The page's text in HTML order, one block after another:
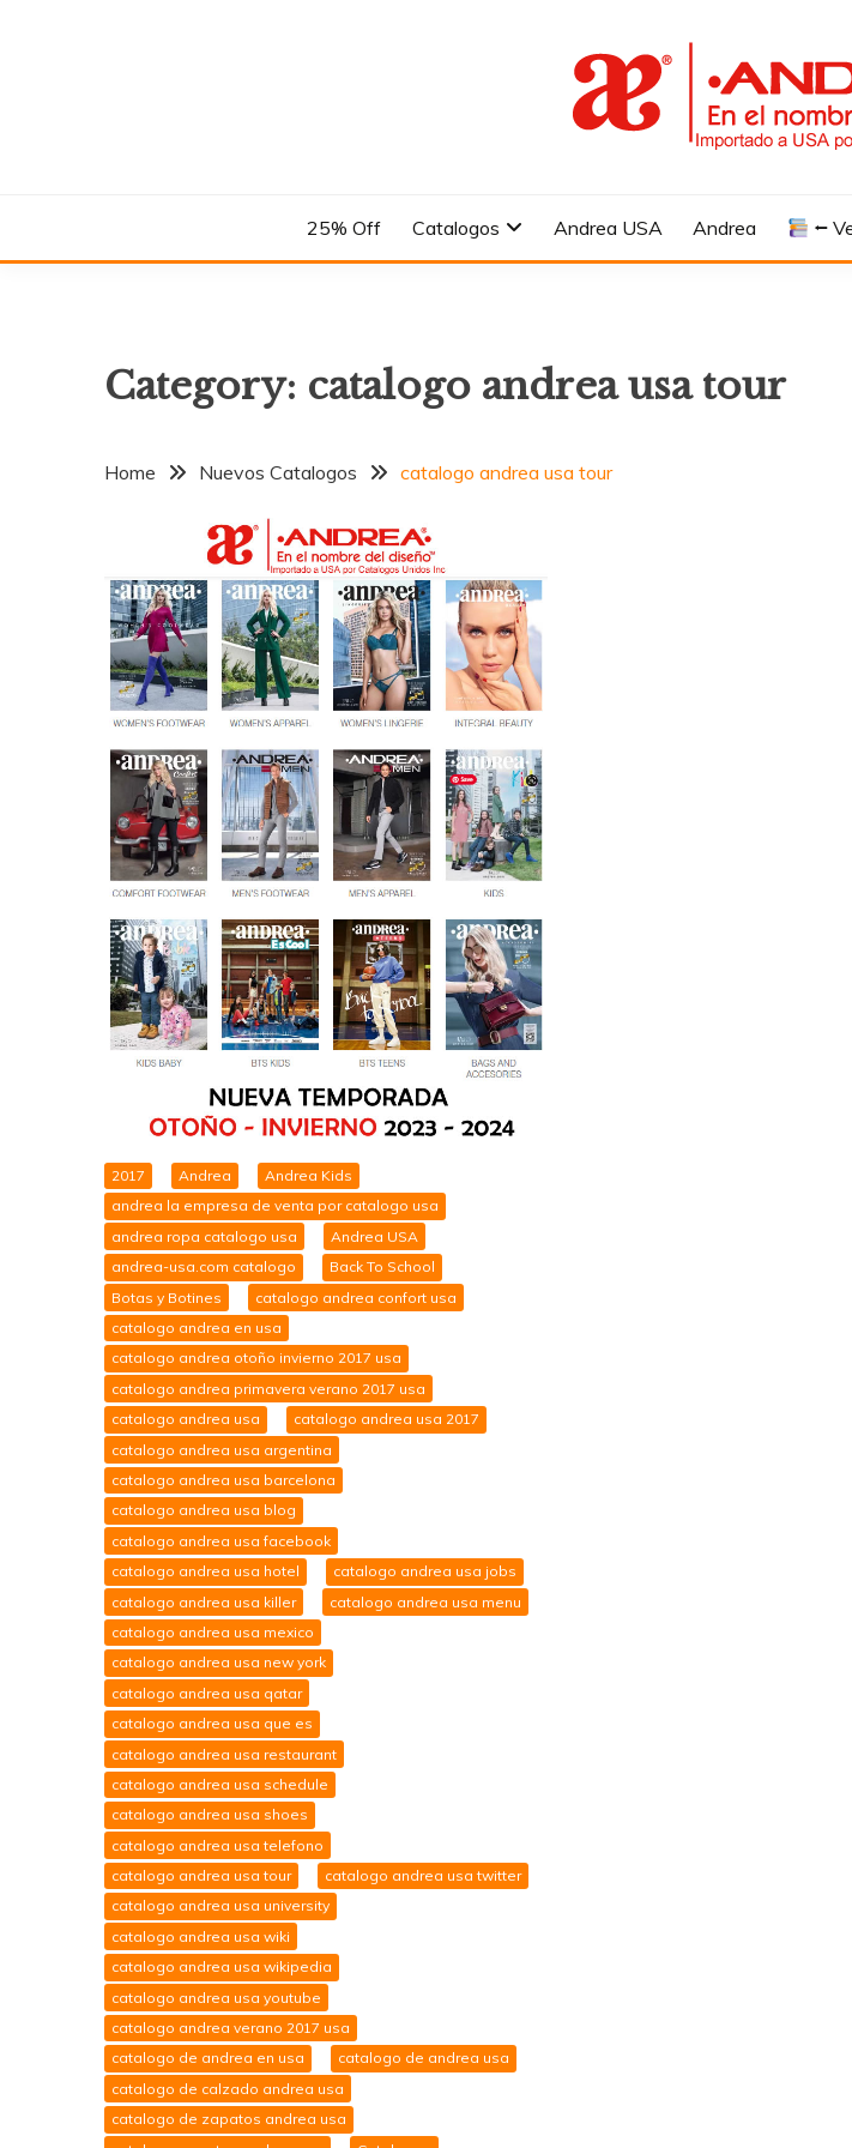
25% Off Catalogos Andrea USA Andrea ⭠
Category: catalogo andrea usa tour
Home Nuevos Catalogos catalogo andrea usa tour
2017 Andrea
Andrea Kids
andrea la empresa de venta por catalogo usa
andrea ropa catalogo usa
Andrea USA
andrea-usa.com catalogo
Back To School
Botas y Botines
catalogo andrea confort usa
catalogo andrea en usa
catalogo andrea otoño invierno 2017 usa
catalogo andrea primavera verano 2017 usa
catalogo andrea usa
catalogo andrea usa 2017
catalogo andrea usa argentina
catalogo andrea usa barcelona
catalogo andrea usa blog
catalogo andrea usa facebook
catalogo andrea usa hotel
catalogo andrea usa jobs
catalogo andrea usa killer
catalogo andrea usa menu
catalogo andrea usa mexico
catalogo andrea usa new york
catalogo andrea usa qatar
catalogo andrea usa que es
catalogo andrea usa restaurant
catalogo andrea usa schedule
catalogo andrea usa shoes
catalogo andrea usa telefono
catalogo andrea usa tour
catalogo andrea usa twitter
catalogo andrea usa university
catalogo andrea usa wiki
catalogo andrea usa wikipedia
catalogo andrea usa youtube
catalogo andrea verano 2017 usa
catalogo de andrea en usa
catalogo de andrea usa
catalogo de calzado andrea usa
catalogo de zapatos andrea usa